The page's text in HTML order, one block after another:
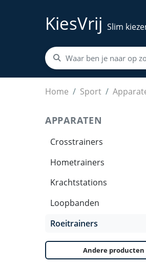
KiesVrij Slim
Home Sport
Deniva - Magnetische
APPARATEN
Crosstrainers
Hometrainers
Krachtstations
Loopbanden
Roeitrainers
Andere producten